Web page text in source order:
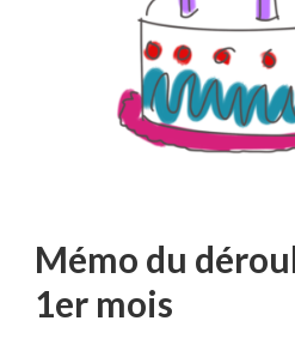
Mémo du
1er mois